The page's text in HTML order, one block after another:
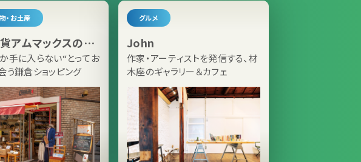
・お土産
アムマックスのお
店手に入らない“とってお
う鎌倉ショッピング
グルメ
John
作家・アーティストを発信する、材
木座のギャラリー＆カフェ